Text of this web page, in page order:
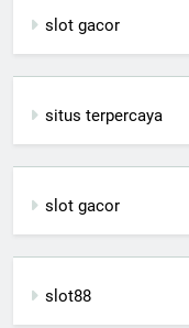
slot gacor
situs terpercaya
slot gacor
slot88